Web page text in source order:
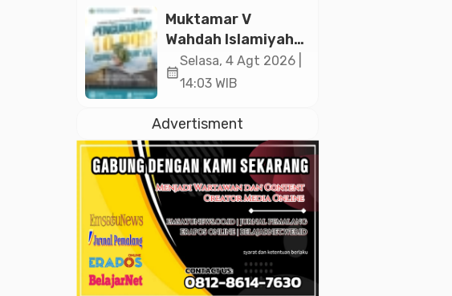
Indonesia Open
2026
Muktamar V
Wahdah Islamiyah
Akan Kukuhkan
10.000 Guru Al-
Istiqlal
calendar_month
Selasa, 4 Agt 2026 |
14:03 WIB
Advertisment